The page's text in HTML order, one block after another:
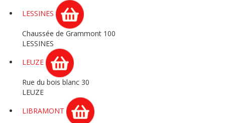
LESSINES
Chaussée de Grammont 100
LESSINES
LEUZE
Rue du bois blanc 30
LEUZE
LIBRAMONT